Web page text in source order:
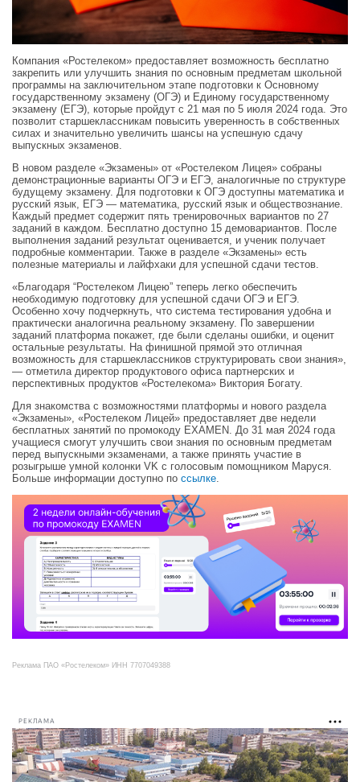
Компания «Ростелеком» предоставляет возможность бесплатно
закрепить или улучшить знания по основным предметам школьной
программы на заключительном этапе подготовки к Основному
государственному экзамену (ОГЭ) и Единому государственному
экзамену (ЕГЭ), которые пройдут с 21 мая по 5 июля 2024 года. Это
позволит старшеклассникам повысить уверенность в собственных
силах и значительно увеличить шансы на успешную сдачу
выпускных экзаменов.
В новом разделе «Экзамены» от «Ростелеком Лицея» собраны
демонстрационные варианты ОГЭ и ЕГЭ, аналогичные по структуре
будущему экзамену. Для подготовки к ОГЭ доступны математика и
русский язык, ЕГЭ — математика, русский язык и обществознание.
Каждый предмет содержит пять тренировочных вариантов по 27
заданий в каждом. Бесплатно доступно 15 демовариантов. После
выполнения заданий результат оценивается, и ученик получает
подробные комментарии. Также в разделе «Экзамены» есть
полезные материалы и лайфхаки для успешной сдачи тестов.
«Благодаря “Ростелеком Лицею” теперь легко обеспечить
необходимую подготовку для успешной сдачи ОГЭ и ЕГЭ.
Особенно хочу подчеркнуть, что система тестирования удобна и
практически аналогична реальному экзамену. По завершении
заданий платформа покажет, где были сделаны ошибки, и оценит
остальные результаты. На финишной прямой это отличная
возможность для старшеклассников структурировать свои знания»,
— отметила директор продуктового офиса партнерских и
перспективных продуктов «Ростелекома» Виктория Богату.
Для знакомства с возможностями платформы и нового раздела
«Экзамены», «Ростелеком Лицей» предоставляет две недели
бесплатных занятий по промокоду EXAMEN. До 31 мая 2024 года
учащиеся смогут улучшить свои знания по основным предметам
перед выпускными экзаменами, а также принять участие в
розыгрыше умной колонки VK с голосовым помощником Маруся.
Больше информации доступно по ссылке
Реклама ПАО «Ростелеком» ИНН 7707049388
РЕКЛАМА